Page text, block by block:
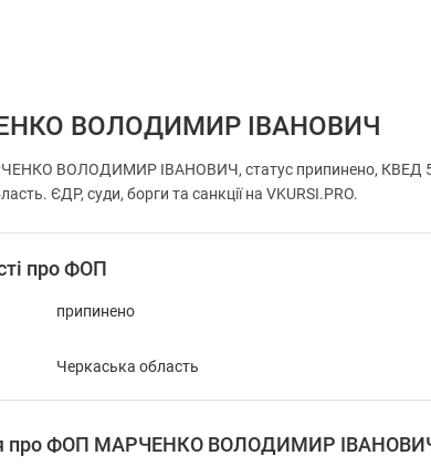
ВОЛОДИМИР ІВАНОВИЧ
ВОЛОДИМИР ІВАНОВИЧ, статус припинено, КВЕД
ЄДР, суди, борги та санкції на VKURSI.PRO.
про ФОП
припинено
Черкаська область
про ФОП МАРЧЕНКО ВОЛОДИМИР